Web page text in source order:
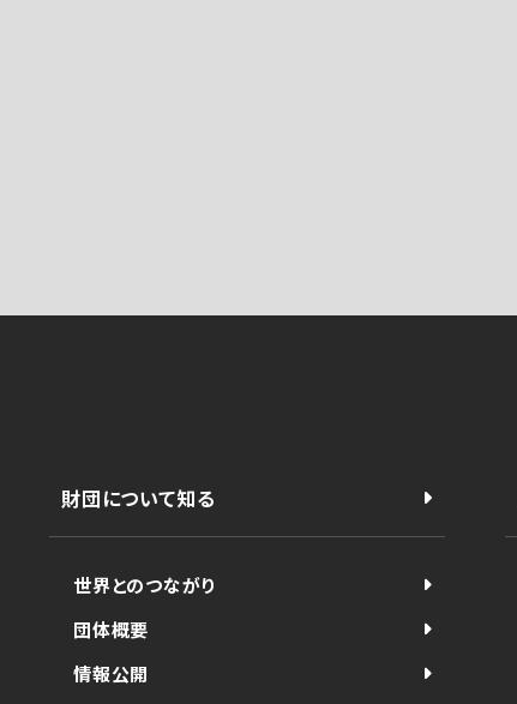
財団について知る
世界とのつながり
団体概要
情報公開